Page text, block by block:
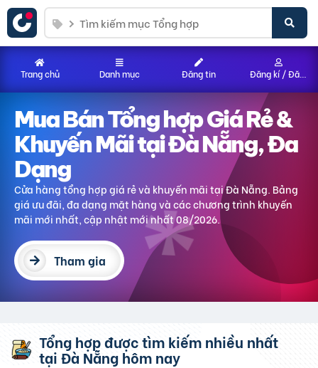
Mua Bán Tổng hợp Giá Rẻ &
Khuyến Mãi tại Đà Nẵng, Đa
Dạng
Cửa hàng tổng hợp giá rẻ và khuyến mãi tại Đà Nẵng. Bảng
giá ưu đãi, đa dạng mặt hàng và các chương trình khuyến
mãi mới nhất, cập nhật mới nhất 08/2026.
Tham gia
Tổng hợp được tìm kiếm nhiều nhất
tại Đà Nẵng hôm nay
Trang chủ Danh mục Đăng tin